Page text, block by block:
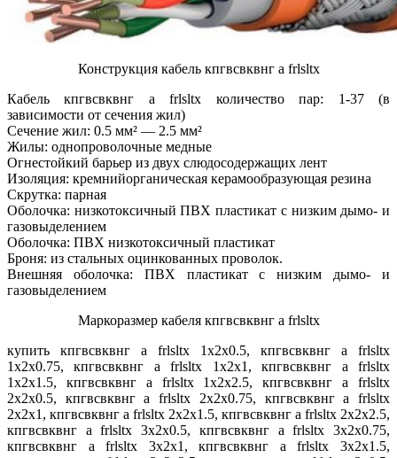
Конструкция кабель кпгвсвквнг а frlsltx
Кабель кпгвсвквнг а frlsltx количество пар: 1-37 (в
зависимости от сечения жил)
Сечение жил: 0.5 мм² — 2.5 мм²
Жилы: однопроволочные медные
Огнестойкий барьер из двух слюдосодержащих лент
Изоляция: кремнийорганическая керамообразующая резина
Скрутка: парная
Оболочка: низкотоксичный ПВХ пластикат с низким дымо- и
газовыделением
Оболочка: ПВХ низкотоксичный пластикат
Броня: из стальных оцинкованных проволок.
Внешняя оболочка: ПВХ пластикат с низким дымо- и
газовыделением
Маркоразмер кабеля кпгвсвквнг а frlsltx
купить кпгвсвквнг а frlsltx 1х2х0.5, кпгвсвквнг а frlsltx
1х2х0.75, кпгвсвквнг а frlsltx 1х2х1, кпгвсвквнг а frlsltx
1х2х1.5, кпгвсвквнг а frlsltx 1х2х2.5, кпгвсвквнг а frlsltx
2х2х0.5, кпгвсвквнг а frlsltx 2х2х0.75, кпгвсвквнг а frlsltx
2х2х1, кпгвсвквнг а frlsltx 2х2х1.5, кпгвсвквнг а frlsltx 2х2х2.5,
кпгвсвквнг а frlsltx 3х2х0.5, кпгвсвквнг а frlsltx 3х2х0.75,
кпгвсвквнг а frlsltx 3х2х1, кпгвсвквнг а frlsltx 3х2х1.5,